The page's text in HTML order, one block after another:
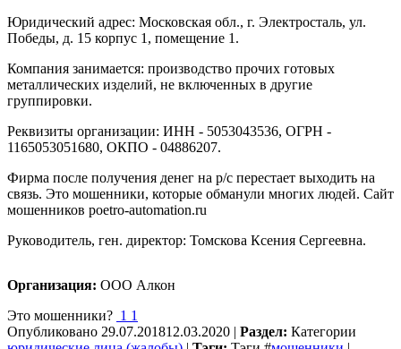
Юридический адрес: Московская обл., г. Электросталь, ул.
Победы, д. 15 корпус 1, помещение 1.
Компания занимается: производство прочих готовых
металлических изделий, не включенных в другие
группировки.
Реквизиты организации: ИНН - 5053043536, ОГРН -
1165053051680, ОКПО - 04886207.
Фирма после получения денег на р/с перестает выходить на
связь. Это мошенники, которые обманули многих людей. Сайт
мошенников poetro-automation.ru
Руководитель, ген. директор: Томскова Ксения Сергеевна.
Организация: ООО Алкон
Это мошенники? 1 1
Опубликовано 29.07.201812.03.2020 | Раздел: Категории